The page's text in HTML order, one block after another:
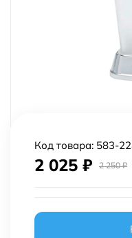
Код товара: 583-
2 025 ₽ 2 250₽